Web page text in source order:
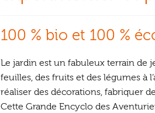
100 % bio et 100 %
Le jardin est un fabuleux terrain de
feuilles, des fruits et des légumes à
réaliser des décorations, fabriquer
Cette Grande Encyclo des